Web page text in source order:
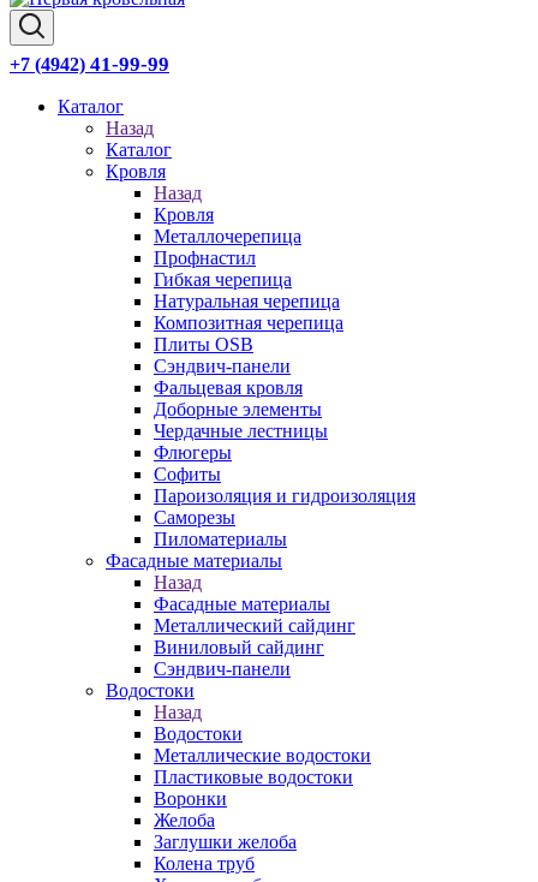
+7 (4942) 41-99-99
Каталог
Назад
Каталог
Кровля
Назад
Кровля
Металлочерепица
Профнастил
Гибкая черепица
Натуральная черепица
Композитная черепица
Плиты OSB
Сэндвич-панели
Фальцевая кровля
Доборные элементы
Чердачные лестницы
Флюгеры
Софиты
Пароизоляция и гидроизоляция
Саморезы
Пиломатериалы
Фасадные материалы
Назад
Фасадные материалы
Металлический сайдинг
Виниловый сайдинг
Сэндвич-панели
Водостоки
Назад
Водостоки
Металлические водостоки
Пластиковые водостоки
Воронки
Желоба
Заглушки желоба
Колена труб